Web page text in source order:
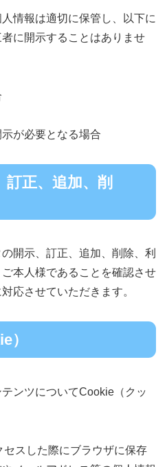
情報は適切に保管し、以下に
に開示することはありませ
が必要となる場合
正、追加、削
開示、訂正、追加、削除、利
本人様であることを確認させ
応させていただきます。
）
ンツについてCookie（クッ
スした際にブラウザに保存